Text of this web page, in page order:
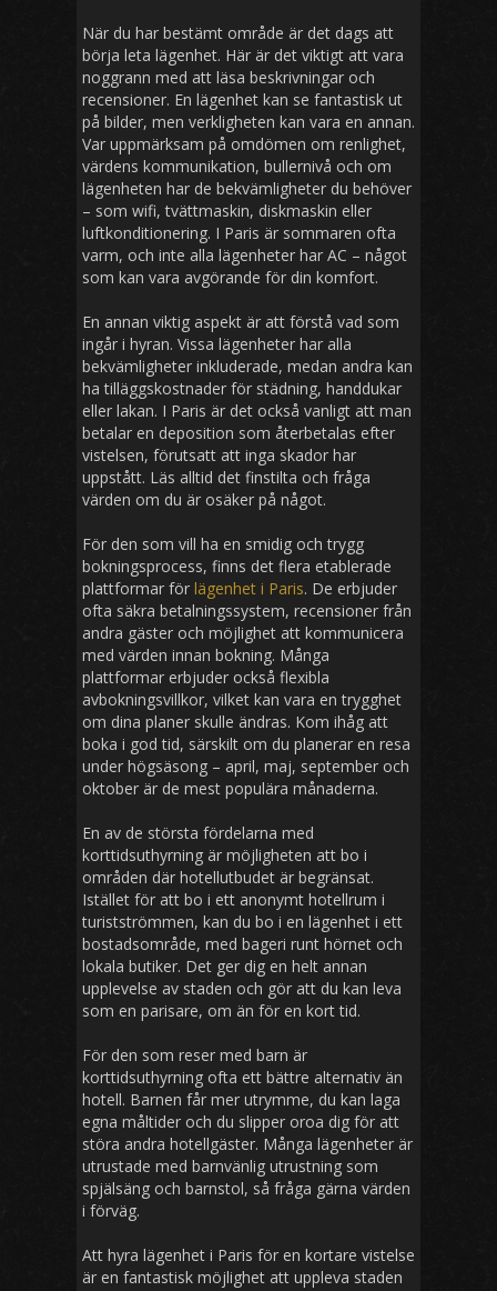
När du har bestämt område är det dags att
börja leta lägenhet. Här är det viktigt att vara
noggrann med att läsa beskrivningar och
recensioner. En lägenhet kan se fantastisk ut
på bilder, men verkligheten kan vara en annan.
Var uppmärksam på omdömen om renlighet,
värdens kommunikation, bullernivå och om
lägenheten har de bekvämligheter du behöver
– som wifi, tvättmaskin, diskmaskin eller
luftkonditionering. I Paris är sommaren ofta
varm, och inte alla lägenheter har AC – något
som kan vara avgörande för din komfort.
En annan viktig aspekt är att förstå vad som
ingår i hyran. Vissa lägenheter har alla
bekvämligheter inkluderade, medan andra kan
ha tilläggskostnader för städning, handdukar
eller lakan. I Paris är det också vanligt att man
betalar en deposition som återbetalas efter
vistelsen, förutsatt att inga skador har
uppstått. Läs alltid det finstilta och fråga
värden om du är osäker på något.
För den som vill ha en smidig och trygg
bokningsprocess, finns det flera etablerade
plattformar för lägenhet i Paris. De erbjuder
ofta säkra betalningssystem, recensioner från
andra gäster och möjlighet att kommunicera
med värden innan bokning. Många
plattformar erbjuder också flexibla
avbokningsvillkor, vilket kan vara en trygghet
om dina planer skulle ändras. Kom ihåg att
boka i god tid, särskilt om du planerar en resa
under högsäsong – april, maj, september och
oktober är de mest populära månaderna.
En av de största fördelarna med
korttidsuthyrning är möjligheten att bo i
områden där hotellutbudet är begränsat.
Istället för att bo i ett anonymt hotellrum i
turistströmmen, kan du bo i en lägenhet i ett
bostadsområde, med bageri runt hörnet och
lokala butiker. Det ger dig en helt annan
upplevelse av staden och gör att du kan leva
som en parisare, om än för en kort tid.
För den som reser med barn är
korttidsuthyrning ofta ett bättre alternativ än
hotell. Barnen får mer utrymme, du kan laga
egna måltider och du slipper oroa dig för att
störa andra hotellgäster. Många lägenheter är
utrustade med barnvänlig utrustning som
spjälsäng och barnstol, så fråga gärna värden
i förväg.
Att hyra lägenhet i Paris för en kortare vistelse
är en fantastisk möjlighet att uppleva staden